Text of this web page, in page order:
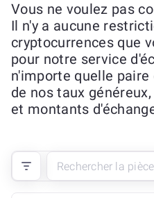
Vous ne voulez pas
Il n'y a aucune
cryptocurrences que
pour notre service
n'importe quelle
de nos taux
et montants